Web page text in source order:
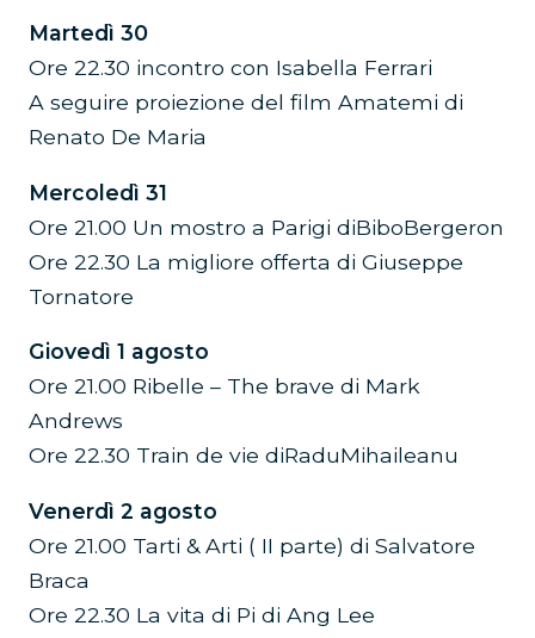
Martedì 30
Ore 22.30 incontro con Isabella Ferrari
A seguire proiezione del film Amatemi di
Renato De Maria
Mercoledì 31
Ore 21.00 Un mostro a Parigi diBiboBergeron
Ore 22.30 La migliore offerta di Giuseppe
Tornatore
Giovedì 1 agosto
Ore 21.00 Ribelle – The brave di Mark
Andrews
Ore 22.30 Train de vie diRaduMihaileanu
Venerdì 2 agosto
Ore 21.00 Tarti & Arti ( II parte) di Salvatore
Braca
Ore 22.30 La vita di Pi di Ang Lee